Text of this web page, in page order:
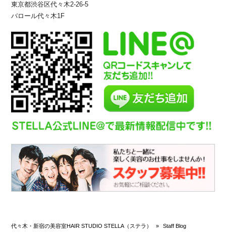
東京都渋谷区代々木2-26-5
バロール代々木1F
代々木・新宿の美容室HAIR STUDIO STELLA（ステラ） » Staff Blog